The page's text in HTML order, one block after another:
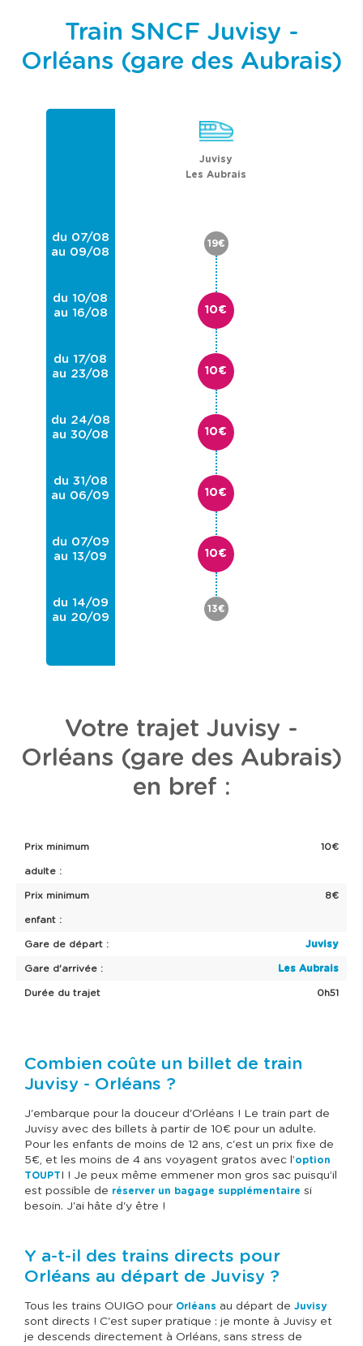
Train SNCF Juvisy -
Orléans (gare des Aubrais)
du 07/08
au 09/08
du 10/08
au 16/08
du 17/08
au 23/08
du 24/08
au 30/08
du 31/08
au 06/09
du 07/09
au 13/09
du 14/09
au 20/09
Juvisy
Les Aubrais
19€
10€
10€
10€
10€
10€
13€
Votre trajet Juvisy -
Orléans (gare des Aubrais)
en bref :
Prix minimum
adulte :
10€
Prix minimum
enfant :
8€
Gare de départ : Juvisy
Gare d'arrivée : Les Aubrais
Durée du trajet 0h51
Combien coûte un billet de train
Juvisy - Orléans ?
J'embarque pour la douceur d'Orléans ! Le train part de
Juvisy avec des billets à partir de 10€ pour un adulte.
Pour les enfants de moins de 12 ans, c'est un prix fixe de
5€, et les moins de 4 ans voyagent gratos avec l’option
TOUPT I ! Je peux même emmener mon gros sac puisqu’il
est possible de réserver un bagage supplémentaire si
besoin. J'ai hâte d'y être !
Y a-t-il des trains directs pour
Orléans au départ de Juvisy ?
Tous les trains OUIGO pour Orléans au départ de Juvisy
sont directs ! C'est super pratique : je monte à Juvisy et
je descends directement à Orléans, sans stress de